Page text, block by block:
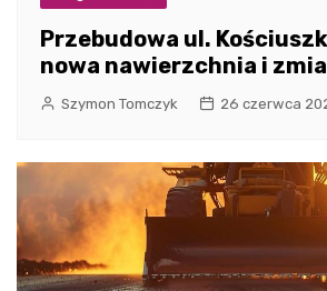
Przebudowa ul.
nowa nawierzchnia i
Szymon Tomczyk 26 czerwca